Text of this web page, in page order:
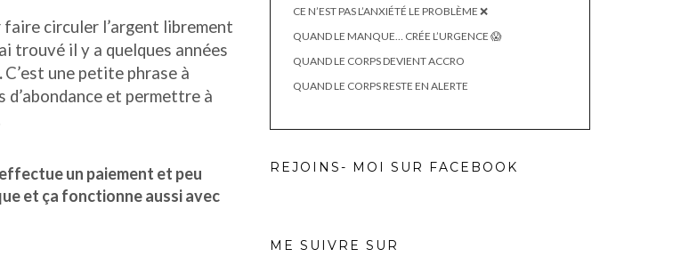
circuler l’argent librement
trouvé il y a quelques années
.C’est une petite phrase à
et permettre à
un paiement et peu
et ça fonctionne aussi avec
CE N’EST PAS L’ANXIÉTÉ LE PROBLÈME ❌
QUAND LE MANQUE… CRÉE L’URGENCE 😱
QUAND LE CORPS DEVIENT ACCRO
QUAND LE CORPS RESTE EN ALERTE
REJOINS- MOI SUR FACEBOOK
ME SUIVRE SUR